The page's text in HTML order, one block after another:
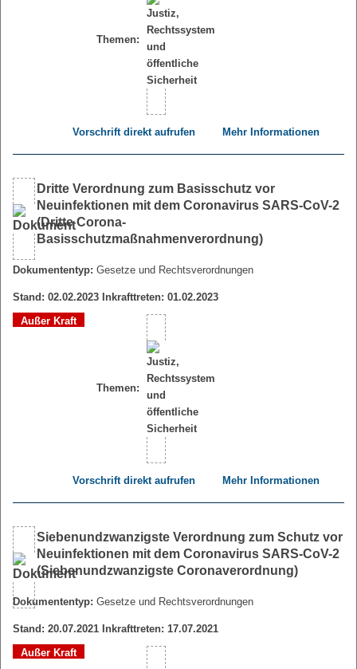
Themen:
Vorschrift direkt aufrufen Mehr Informationen
Dritte Verordnung zum Basisschutz vor
Neuinfektionen mit dem Coronavirus SARS-CoV-2
(Dritte Corona-
Basisschutzmaßnahmenverordnung)
Dokumententyp: Gesetze und Rechtsverordnungen
Stand: 02.02.2023 Inkrafttreten: 01.02.2023
Außer Kraft
Themen:
Vorschrift direkt aufrufen Mehr Informationen
Siebenundzwanzigste Verordnung zum Schutz vor
Neuinfektionen mit dem Coronavirus SARS-CoV-2
(Siebenundzwanzigste Coronaverordnung)
Dokumententyp: Gesetze und Rechtsverordnungen
Stand: 20.07.2021 Inkrafttreten: 17.07.2021
Außer Kraft